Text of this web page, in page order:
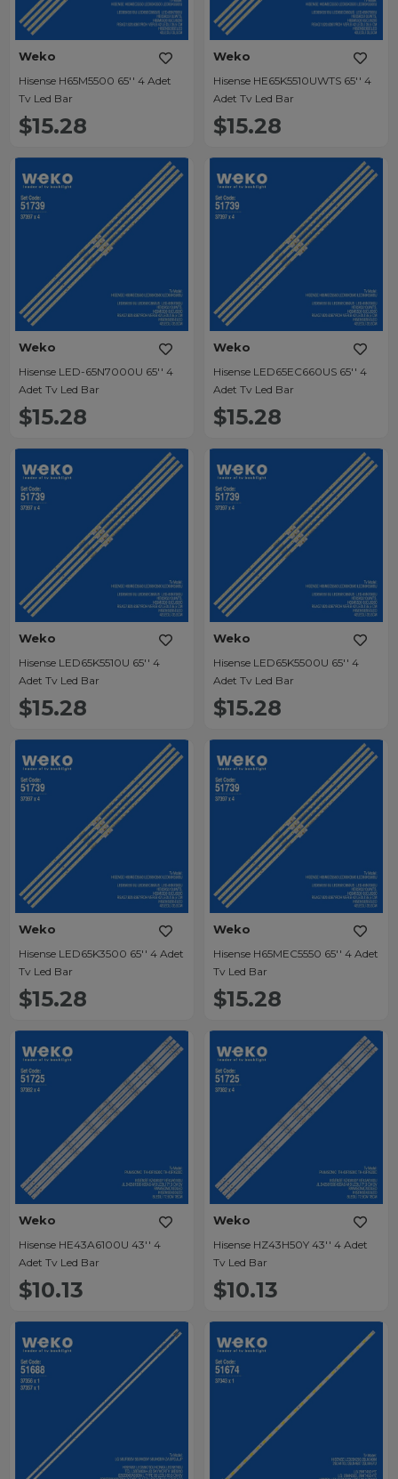
Weko
Hisense H65M5500 65'' 4 Adet
Tv Led Bar
$15.28
Weko
Hisense HE65K5510UWTS 65'' 4
Adet Tv Led Bar
$15.28
Weko
Hisense LED-65N7000U 65'' 4
Adet Tv Led Bar
$15.28
Weko
Hisense LED65EC660US 65'' 4
Adet Tv Led Bar
$15.28
Weko
Hisense LED65K5510U 65'' 4
Adet Tv Led Bar
$15.28
Weko
Hisense LED65K5500U 65'' 4
Adet Tv Led Bar
$15.28
Weko
Hisense LED65K3500 65'' 4 Adet
Tv Led Bar
$15.28
Weko
Hisense H65MEC5550 65'' 4 Adet
Tv Led Bar
$15.28
Weko
Hisense HE43A6100U 43'' 4
Adet Tv Led Bar
$10.13
Weko
Hisense HZ43H50Y 43'' 4 Adet
Tv Led Bar
$10.13